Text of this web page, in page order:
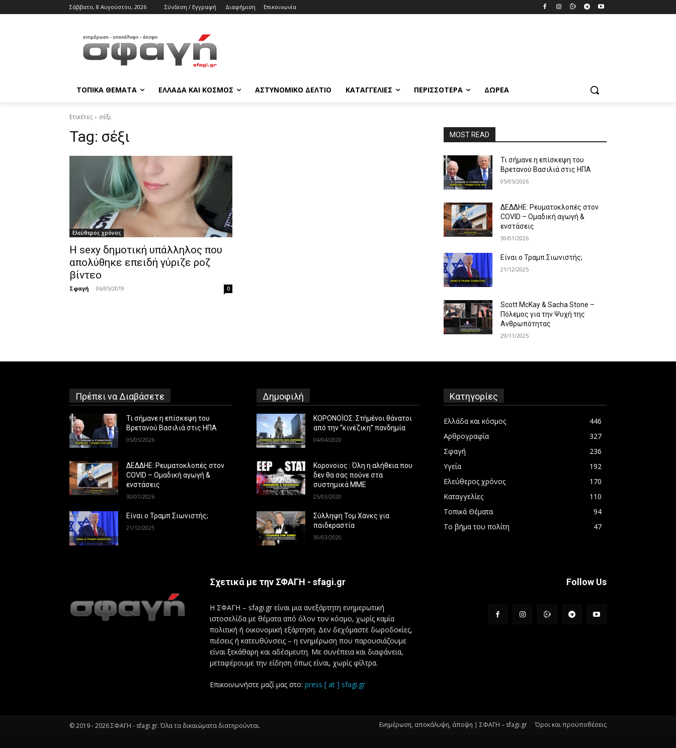
Σάββατο, 8 Αυγούστου, 2026 Σύνδεση / Εγγραφή Διαφήμιση Επικοινωνία
ΤΟΠΙΚΑ ΘΕΜΑΤΑ ΕΛΛΑΔΑ ΚΑΙ ΚΟΣΜΟΣ ΑΣΤΥΝΟΜΙΚΟ ΔΕΛΤΙΟ ΚΑΤΑΓΓΕΛΙΕΣ ΠΕΡΙΣΣΟΤΕΡΑ ΔΩΡΕΆ
Ετικέτες σέξι
Tag: σέξι
Ελεύθερος χρόνος
Η sexy δημοτική υπάλληλος που
απολύθηκε επειδή γύριζε ροζ
βίντεο
Σφαγή - 06/05/2019 0
MOST READ
Τι σήμανε η επίσκεψη του
Βρετανού Βασιλιά στις ΗΠΑ
05/05/2026
ΔΕΔΔΗΕ: Ρευματοκλοπές στον
COVID – Ομαδική αγωγή &
ενστάσεις
30/01/2026
Είναι ο Τραμπ Σιωνιστής;
21/12/2025
Scott McKay & Sacha Stone –
Πόλεμος για την Ψυχή της
Ανθρωπότητας
29/11/2025
Πρέπει να Διαβάσετε
Τι σήμανε η επίσκεψη του
Βρετανού Βασιλιά στις ΗΠΑ
05/05/2026
ΔΕΔΔΗΕ: Ρευματοκλοπές στον
COVID – Ομαδική αγωγή &
ενστάσεις
30/01/2026
Είναι ο Τραμπ Σιωνιστής;
21/12/2025
Δημοφιλή
ΚΟΡΟΝΟΪΟΣ: Στήμένοι θάνατοι
από την “κινέζικη” πανδημία
04/04/2020
Κορονοϊος : Όλη η αλήθεια που
δεν θα σας πούνε στα
συστημικά ΜΜΕ
25/03/2020
Σύλληψη Τομ Χανκς για
παιδεραστία
30/03/2020
Κατηγορίες
Ελλάδα και κόσμος
446
Αρθρογραφία
327
Σφαγή
236
Υγεία
192
Ελεύθερος χρόνος
170
Καταγγελίες
110
Τοπικά Θέματα
94
Το βήμα του πολίτη
47
Σχετικά με την ΣΦΑΓΗ - sfagi.gr
Η ΣΦΑΓΗ – sfagi.gr είναι μια ανεξάρτητη ενημερωτική
ιστοσελίδα με θέματα από όλον τον κόσμο, χωρίς καμία
πολιτική ή οικονομική εξάρτηση. Δεν δεχόμαστε δωροδοκίες,
πιέσεις ή κατευθύνσεις – η ενημέρωση που παρουσιάζουμε
είναι ξεκάθαρη και αδέσμευτη. Με συνέπεια και διαφάνεια,
μεταφέρουμε την είδηση όπως είναι, χωρίς φίλτρα.
Επικοινωνήστε μαζί μας στο: press [ at ] sfagi.gr
Follow Us
© 2019 -2026ΣΦΑΓΗ - sfagi.gr. Όλα τα δικαιώματα διατηρούνται. Ενημέρωση, αποκάλυψη, άποψη | ΣΦΑΓΗ – sfagi.gr Όροι και προϋποθέσεις